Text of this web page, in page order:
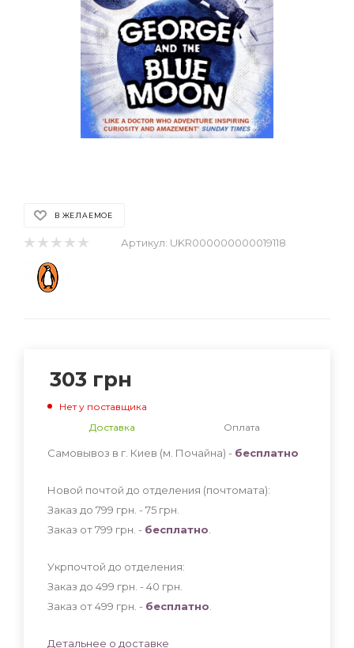
В ЖЕЛАЕМОЕ
Артикул: UKR000000000019118
303 грн
Нет у поставщика
Доставка
Оплата
Самовывоз в г. Киев (м. Почайна) - бесплатно
Новой почтой до отделения (почтомата):
Заказ до 799 грн. - 75 грн
Заказ от 799 грн. - бесплатно
Укрпочтой до отделения:
Заказ до 499 грн. - 40 грн
Заказ от 499 грн. - бесплатно
Детальнее о доставке